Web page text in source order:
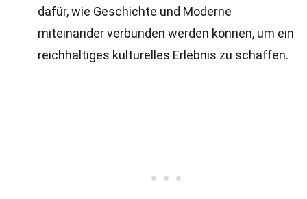
dafür, wie Geschichte und Moderne
miteinander verbunden werden können, um ein
reichhaltiges kulturelles Erlebnis zu schaffen.